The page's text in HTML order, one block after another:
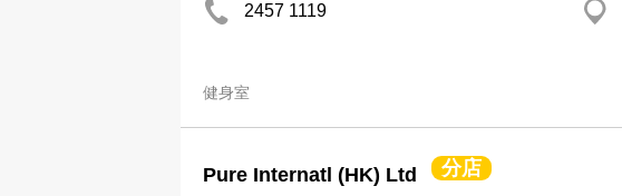
2457 1119
健身室
Pure Internatl (HK) Ltd 分店